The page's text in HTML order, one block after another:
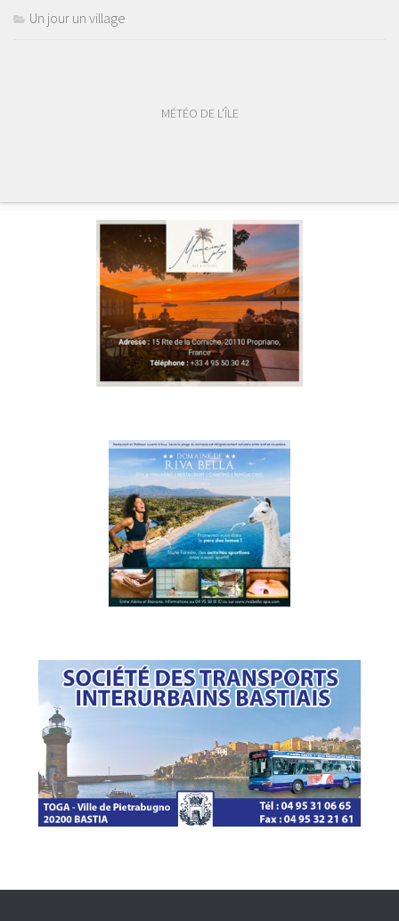
Un jour un village
MÉTÉO DE L'ÎLE